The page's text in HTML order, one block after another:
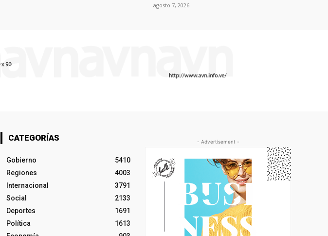
agosto 7, 2026
CATEGORÍAS
Gobierno
5410
Regiones
4003
Internacional
3791
Social
2133
Deportes
1691
Política
1613
- Advertisement -